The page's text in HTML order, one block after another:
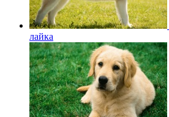
лайка